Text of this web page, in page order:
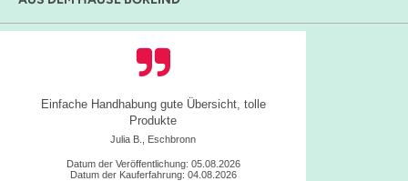
Einfache Handhabung gute Übersicht, tolle
Produkte
Julia B., Eschbronn
Datum der Veröffentlichung: 05.08.2026
Datum der Kauferfahrung: 04.08.2026